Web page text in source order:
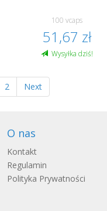
100 vcaps
51,67 zł
Wysyłka dziś!
2 Next
O nas
Kontakt
Regulamin
Polityka Prywatności